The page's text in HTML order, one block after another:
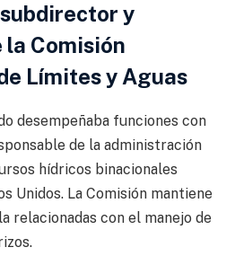
y
Comisión
Límites y Aguas
desempeñaba funciones con
de la administración
hídricos binacionales
Unidos. La Comisión mantiene
relacionadas con el manejo de